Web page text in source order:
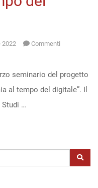
2022 Commenti
seminario del progetto
al tempo del digitale”. Il
Studi …